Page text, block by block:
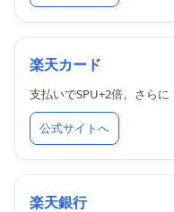
楽天カード
支払いでSPU+2倍。さらに
公式サイトへ
楽天銀行